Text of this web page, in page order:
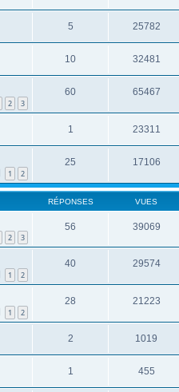
5 25782
10 32481
2 3
60 65467
1 23311
1 2
25 17106
RÉPONSES VUES
2 3
56 39069
1 2
40 29574
1 2
28 21223
2 1019
1 455